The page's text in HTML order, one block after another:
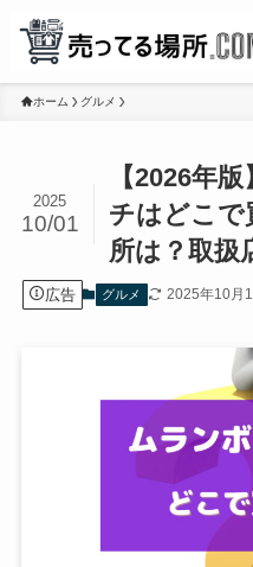
ホーム グルメ
【2026年
チはどこで
所は？取扱
2025
10/01
広告 グルメ 2025年10月